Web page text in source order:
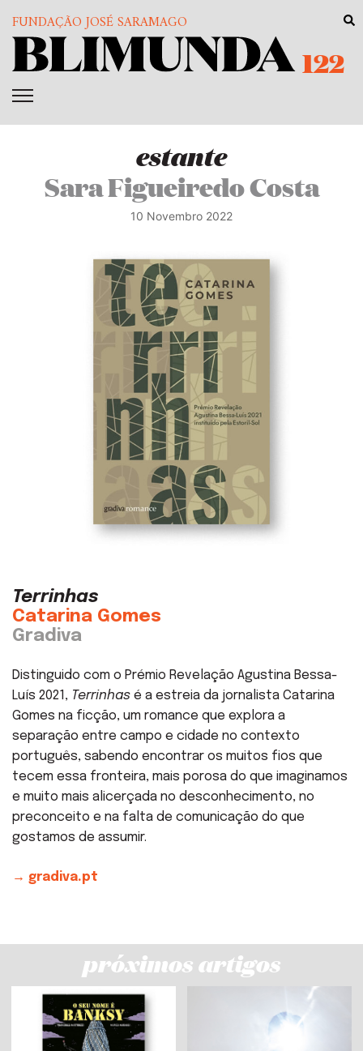
FUNDAÇÃO JOSÉ SARAMAGO
122
estante
Sara Figueiredo Costa
10 Novembro 2022
Terrinhas
Catarina Gomes
Gradiva
Distinguido com o Prémio Revelação Agustina Bessa-
Luís 2021, Terrinhas é a estreia da jornalista Catarina
Gomes na ficção, um romance que explora a
separação entre campo e cidade no contexto
português, sabendo encontrar os muitos fios que
tecem essa fronteira, mais porosa do que imaginamos
e muito mais alicerçada no desconhecimento, no
preconceito e na falta de comunicação do que
gostamos de assumir.
→ gradiva.pt
próximos artigos